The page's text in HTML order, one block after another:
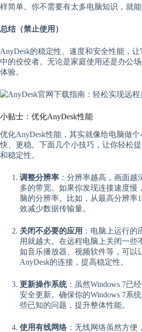
样简单。你不需要有太多电脑知识，就能
总结（禁止使用）
AnyDesk的稳定性、速度和安全性能，
中的佼佼者。无论是家庭使用还是办公
体验。
小贴士：优化AnyDesk性能
优化AnyDesk性能，其实就像给电脑做
快、更稳。下面几个小技巧，让你轻松
和稳定性。
调整分辨率 ：分辨率越高，画面
多的带宽。如果你发现连接速度慢
脑的分辨率。比如，从最高分辨率
效减少数据传输量。
关闭不必要的应用 ：电脑上运行的
用就越大。在远程电脑上关闭一些
如音乐播放器、视频软件等，可以
AnyDesk的连接，提高稳定性。
更新操作系统：虽然Windows 7已
安全更新。确保你的Windows 7系
些已知的问题，提升整体性能。
使用有线网络：无线网络虽然方便